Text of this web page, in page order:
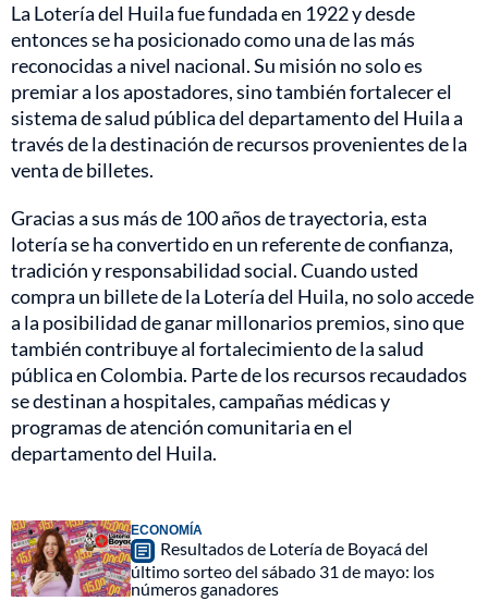
La Lotería del Huila fue fundada en 1922 y desde
entonces se ha posicionado como una de las más
reconocidas a nivel nacional. Su misión no solo es
premiar a los apostadores, sino también fortalecer el
sistema de salud pública del departamento del Huila a
través de la destinación de recursos provenientes de la
venta de billetes.
Gracias a sus más de 100 años de trayectoria, esta
lotería se ha convertido en un referente de confianza,
tradición y responsabilidad social. Cuando usted
compra un billete de la Lotería del Huila, no solo accede
a la posibilidad de ganar millonarios premios, sino que
también contribuye al fortalecimiento de la salud
pública en Colombia. Parte de los recursos recaudados
se destinan a hospitales, campañas médicas y
programas de atención comunitaria en el
departamento del Huila.
ECONOMÍA
Resultados de Lotería de Boyacá del
último sorteo del sábado 31 de mayo: los
números ganadores